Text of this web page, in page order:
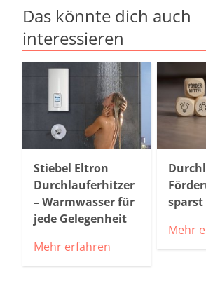
Das könnte dich auch
interessieren
Stiebel Eltron
Durchlauferhitzer
– Warmwasser für
jede Gelegenheit
Mehr erfahren
sparst
Mehr